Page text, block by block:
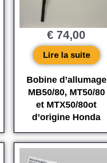
Bobine d’allumage
MB50/80, MT50/80
et MTX50/80ot
d’origine Honda
€ 74,00
Lire la suite